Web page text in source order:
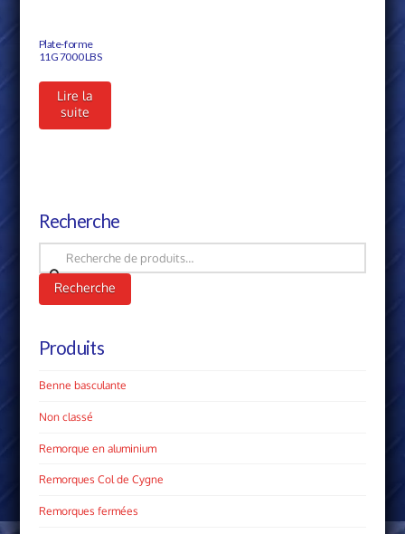
Plate-forme
11G 7000 LBS
Lire la
suite
Recherche
Recherche
pour :
Recherche
Produits
Benne basculante
Non classé
Remorque en aluminium
Remorques Col de Cygne
Remorques fermées